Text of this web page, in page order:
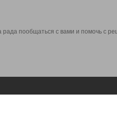
рада пообщаться с вами и помочь с